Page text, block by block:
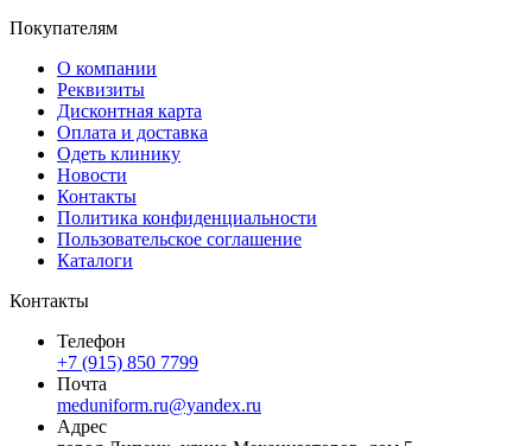
Покупателям
О компании
Реквизиты
Дисконтная карта
Оплата и доставка
Одеть клинику
Новости
Контакты
Политика конфиденциальности
Пользовательское соглашение
Каталоги
Контакты
Телефон
+7 (915) 850 7799
Почта
meduniform.ru@yandex.ru
Адрес